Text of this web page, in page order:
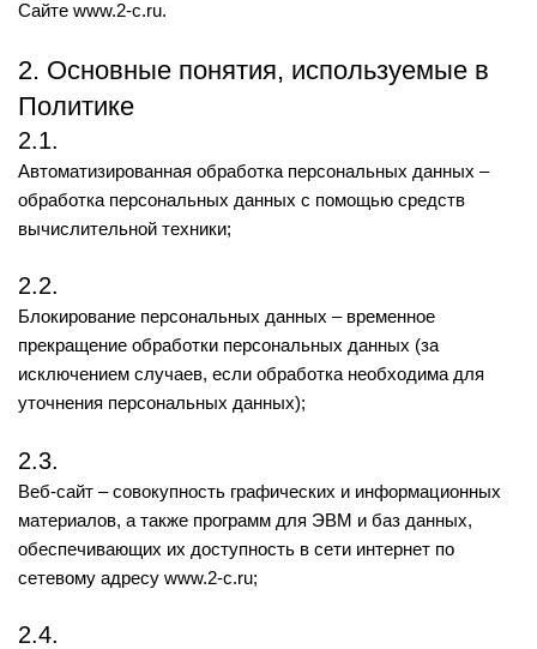
Сайте www.2-с.ru.
2. Основные понятия, используемые в
Политике
2.1.
Автоматизированная обработка персональных данных –
обработка персональных данных с помощью средств
вычислительной техники;
2.2.
Блокирование персональных данных – временное
прекращение обработки персональных данных (за
исключением случаев, если обработка необходима для
уточнения персональных данных);
2.3.
Веб-сайт – совокупность графических и информационных
материалов, а также программ для ЭВМ и баз данных,
обеспечивающих их доступность в сети интернет по
сетевому адресу www.2-с.ru;
2.4.